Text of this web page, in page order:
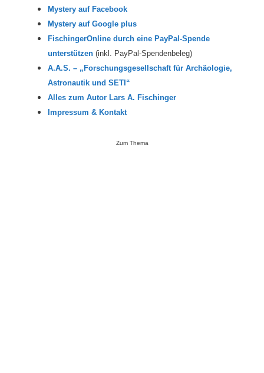
Mystery auf Facebook
Mystery auf Google plus
FischingerOnline durch eine PayPal-Spende
unterstützen (inkl. PayPal-Spendenbeleg)
A.A.S. – „Forschungsgesellschaft für Archäologie,
Astronautik und SETI“
Alles zum Autor Lars A. Fischinger
Impressum & Kontakt
Zum Thema